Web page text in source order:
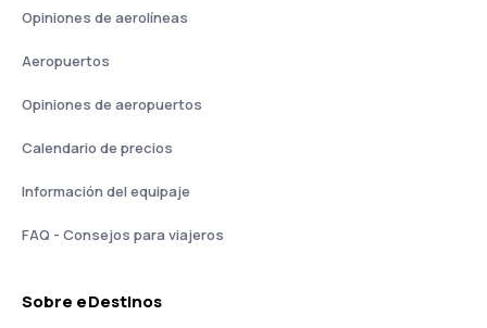
Opiniones de aerolíneas
Aeropuertos
Opiniones de aeropuertos
Calendario de precios
Información del equipaje
FAQ - Consejos para viajeros
Sobre eDestinos